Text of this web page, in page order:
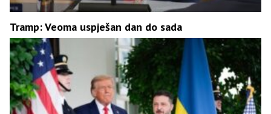
Tramp: Veoma uspješan dan do sada